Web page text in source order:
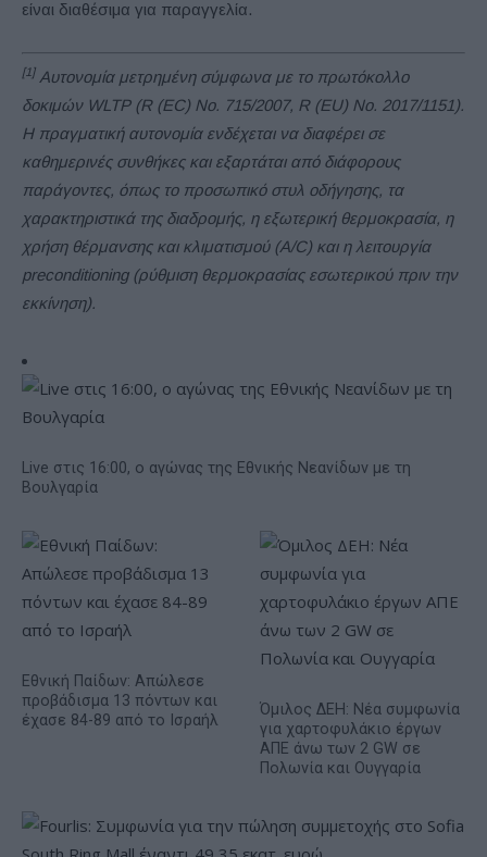
είναι διαθέσιμα για παραγγελία.
[1]Αυτονομία μετρημένη σύμφωνα με το πρωτόκολλο
δοκιμών WLTP (R (EC) No. 715/2007, R (EU) No. 2017/1151).
Η πραγματική αυτονομία ενδέχεται να διαφέρει σε
καθημερινές συνθήκες και εξαρτάται από διάφορους
παράγοντες, όπως το προσωπικό στυλ οδήγησης, τα
χαρακτηριστικά της διαδρομής, η εξωτερική θερμοκρασία, η
χρήση θέρμανσης και κλιματισμού (A/C) και η λειτουργία
preconditioning (ρύθμιση θερμοκρασίας εσωτερικού πριν την
εκκίνηση).
Live στις 16:00, ο αγώνας της Εθνικής Νεανίδων με τη
Βουλγαρία
Εθνική Παίδων: Απώλεσε
προβάδισμα 13 πόντων και
έχασε 84-89 από το Ισραήλ
Όμιλος ΔΕΗ: Νέα συμφωνία
για χαρτοφυλάκιο έργων
ΑΠΕ άνω των 2 GW σε
Πολωνία και Ουγγαρία